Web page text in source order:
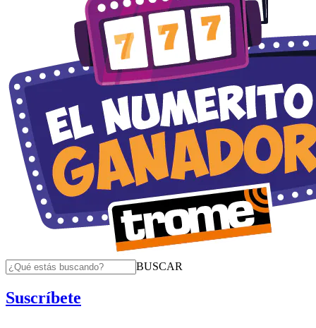
BUSCAR
Suscríbete